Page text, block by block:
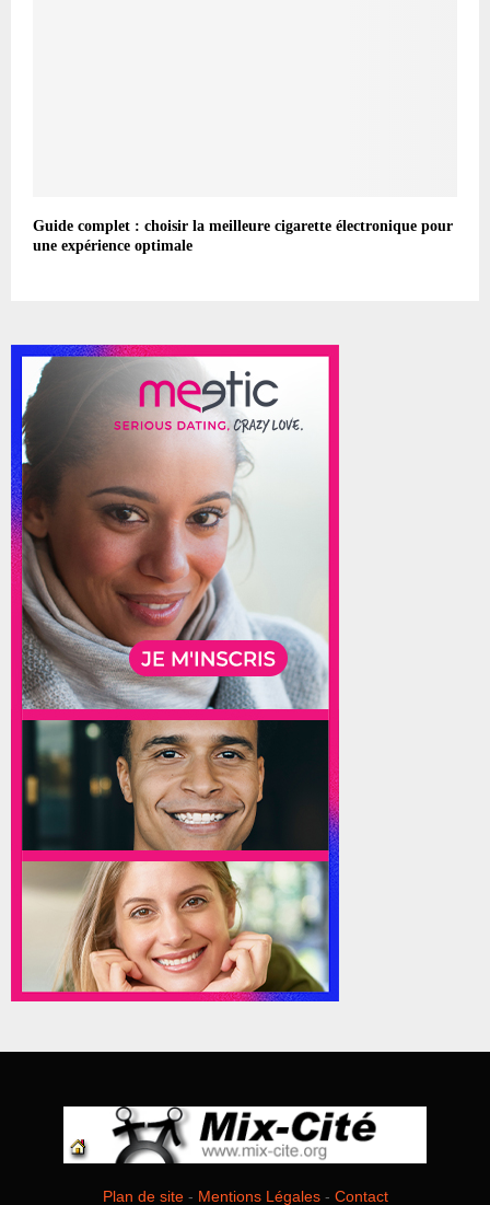
Guide complet : choisir la meilleure cigarette électronique pour
une expérience optimale
Plan de site- Mentions Légales- Contact